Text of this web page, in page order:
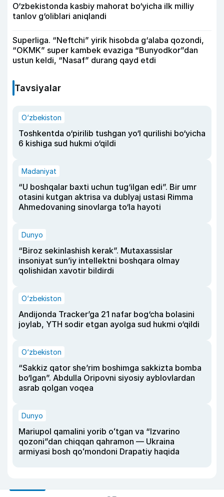
O‘zbekistonda kasbiy mahorat bo‘yicha ilk milliy
tanlov g‘oliblari aniqlandi
Superliga. “Neftchi” yirik hisobda g‘alaba qozondi,
“OKMK” super kambek evaziga “Bunyodkor”dan
ustun keldi, “Nasaf” durang qayd etdi
Tavsiyalar
O‘zbekiston
Toshkentda o‘pirilib tushgan yo‘l qurilishi bo‘yicha
6 kishiga sud hukmi o‘qildi
Madaniyat
“U boshqalar baxti uchun tug‘ilgan edi”. Bir umr
otasini kutgan aktrisa va dublyaj ustasi Rimma
Ahmedovaning sinovlarga to‘la hayoti
Dunyo
“Biroz sekinlashish kerak”. Mutaxassislar
insoniyat sun’iy intellektni boshqara olmay
qolishidan xavotir bildirdi
O‘zbekiston
Andijonda Tracker’ga 21 nafar bog‘cha bolasini
joylab, YTH sodir etgan ayolga sud hukmi o‘qildi
O‘zbekiston
“Sakkiz qator she’rim boshimga sakkizta bomba
bo‘lgan”. Abdulla Oripovni siyosiy ayblovlardan
asrab qolgan voqea
Dunyo
Mariupol qamalini yorib oʻtgan va “Izvarino
qozoni”dan chiqqan qahramon — Ukraina
armiyasi bosh qoʻmondoni Drapatiy haqida